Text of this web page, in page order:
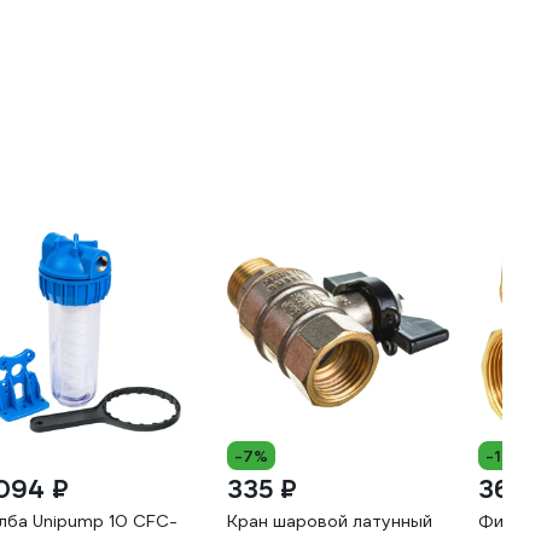
₽
Unipump 10 CFC-
-7%
335 ₽
Кран шаровой латунный
-19%
369